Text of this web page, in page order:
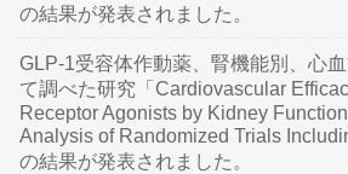
の結果が発表されました。
GLP-1受容体作動薬、腎機能別、心
て調べた研究「Cardiovascular
Receptor Agonists by Kidney
Analysis of Randomized Trials
の結果が発表されました。